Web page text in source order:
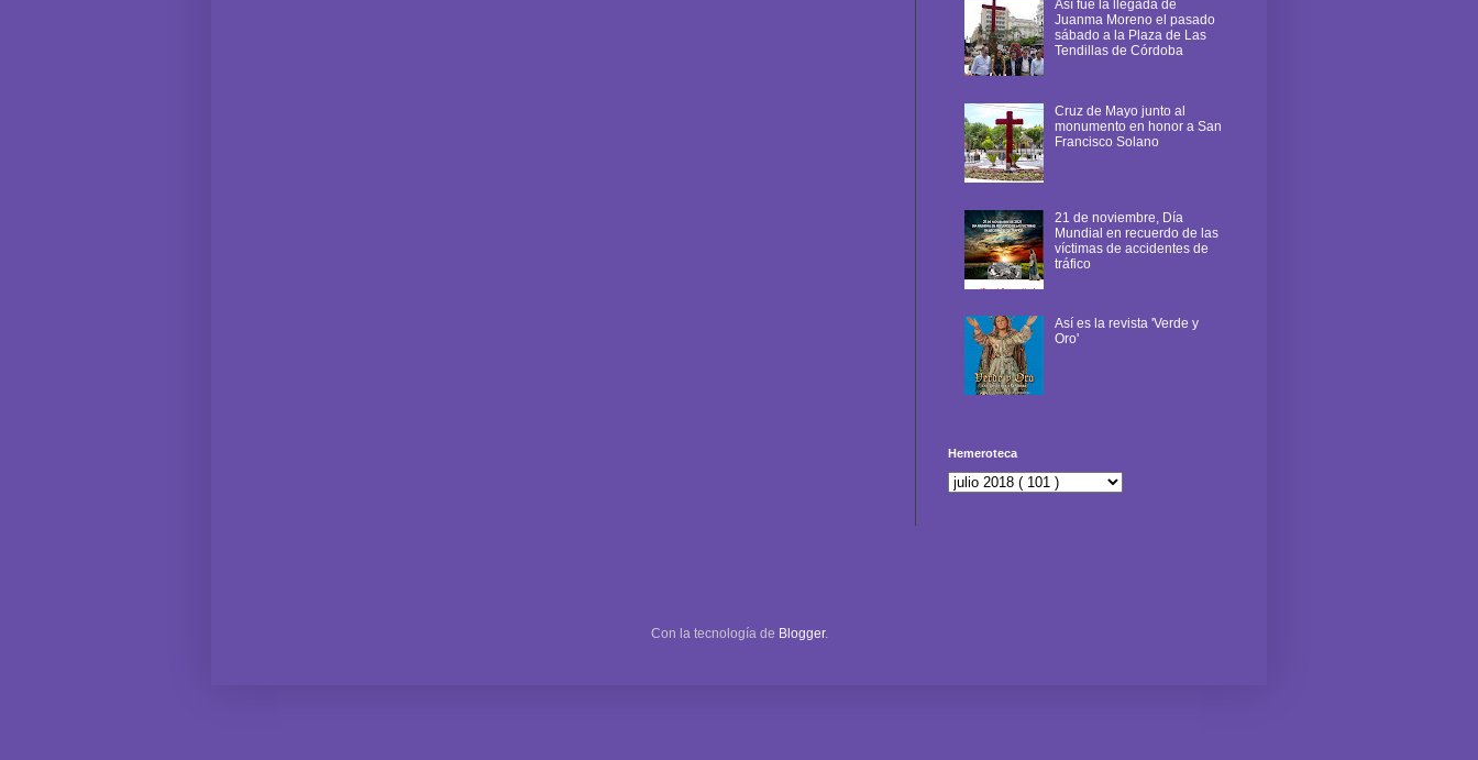
Así fue la llegada de
Juanma Moreno el pasado
sábado a la Plaza de Las
Tendillas de Córdoba
Cruz de Mayo junto al
monumento en honor a San
Francisco Solano
21 de noviembre, Día
Mundial en recuerdo de las
víctimas de accidentes de
tráfico
Así es la revista 'Verde y
Oro'
Hemeroteca
Con la tecnología de Blogger.